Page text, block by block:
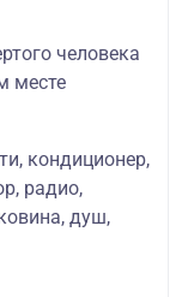
человека
месте
кондиционер,
радио,
душ,